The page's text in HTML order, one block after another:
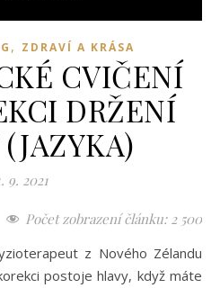
, ZDRAVÍ A KRÁSA
CVIČENÍ
DRŽENÍ
9. 2021
Počet zobrazení článku: 2 500
z Nového Zélandu
postoje hlavy, když máte